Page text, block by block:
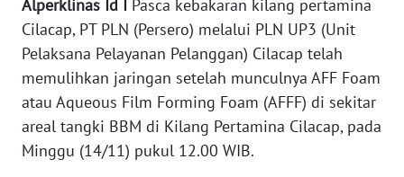
Alperklinas Id I Pasca kebakaran kilang pertamina
Cilacap, PT PLN (Persero) melalui PLN UP3 (Unit
Pelaksana Pelayanan Pelanggan) Cilacap telah
memulihkan jaringan setelah munculnya AFF Foam
atau Aqueous Film Forming Foam (AFFF) di sekitar
areal tangki BBM di Kilang Pertamina Cilacap, pada
Minggu (14/11) pukul 12.00 WIB.
REDAKSI
KARIR
DISCLAIMER